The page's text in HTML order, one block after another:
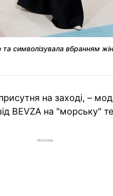
та символізувала вбранням
на заході, –
BEVZA на "морську"
РЕКЛАМА